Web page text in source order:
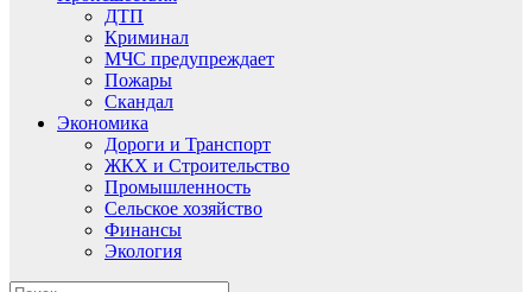
ДТП
Криминал
МЧС предупреждает
Пожары
Скандал
Экономика
Дороги и Транспорт
ЖКХ и Строительство
Промышленность
Сельское хозяйство
Финансы
Экология